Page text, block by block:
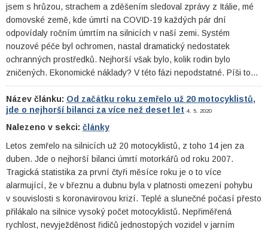
jsem s hrůzou, strachem a zděšením sledoval zprávy z Itálie, mé
domovské země, kde úmrtí na COVID-19 každých pár dní
odpovídaly ročním úmrtím na silnicích v naší zemi. Systém
nouzové péče byl ochromen, nastal dramatický nedostatek
ochranných prostředků. Nejhorší však bylo, kolik rodin bylo
zničených. Ekonomické náklady? V této fázi nepodstatné. Píši to…
Název článku: Od začátku roku zemřelo už 20 motocyklistů,
jde o nejhorší bilanci za více než deset let 4. 5. 2020
Nalezeno v sekci: články
Letos zemřelo na silnicích už 20 motocyklistů, z toho 14 jen za
duben. Jde o nejhorší bilanci úmrtí motorkářů od roku 2007.
Tragická statistika za první čtyři měsíce roku je o to více
alarmující, že v březnu a dubnu byla v platnosti omezení pohybu
v souvislosti s koronavirovou krizí. Teplé a slunečné počasí přesto
přilákalo na silnice vysoký počet motocyklistů. Nepřiměřená
rychlost, nevyježděnost řidičů jednostopých vozidel v jarním